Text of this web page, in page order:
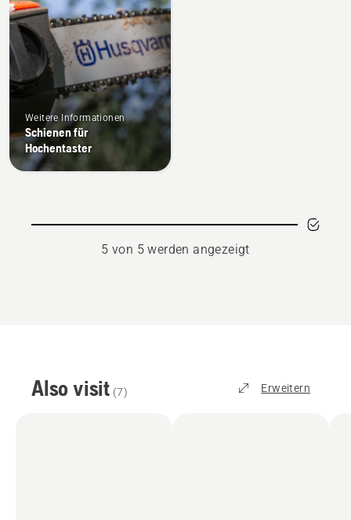
Weitere Informationen
Schienen für
Hochentaster
5 von 5 werden angezeigt
Also visit (7) Erweitern